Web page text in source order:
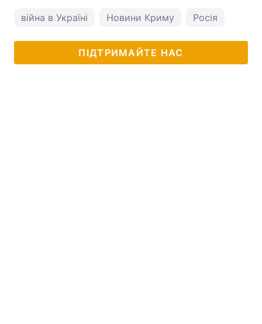
війна в Україні Новини Криму Росія
ПІДТРИМАЙТЕ НАС